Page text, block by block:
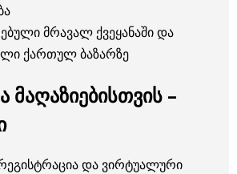
მრავალ ქვეყანაში და
ქართულ ბაზარზე
მაღაზიებისთვის –
და ვირტუალური